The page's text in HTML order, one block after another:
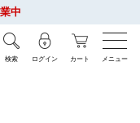
中
検索 ログイン カート メニュー